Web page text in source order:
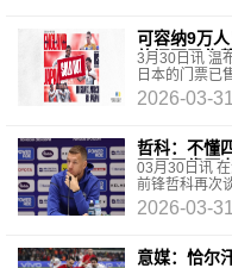
可容纳9万
的门票已售
3月30日讯 温
日本的门票已
响。温布利球
2026-03-31
哲科：不懂
两届无缘压
03月30日讯
前锋哲科再次
庆祝的事件。
2026-03-31
意媒：恰尔